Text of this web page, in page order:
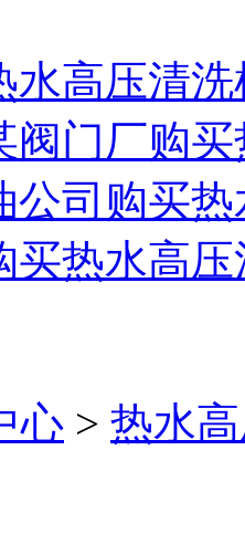
水高压清
阀门厂购
公司购买
买热水高
心 > 热水